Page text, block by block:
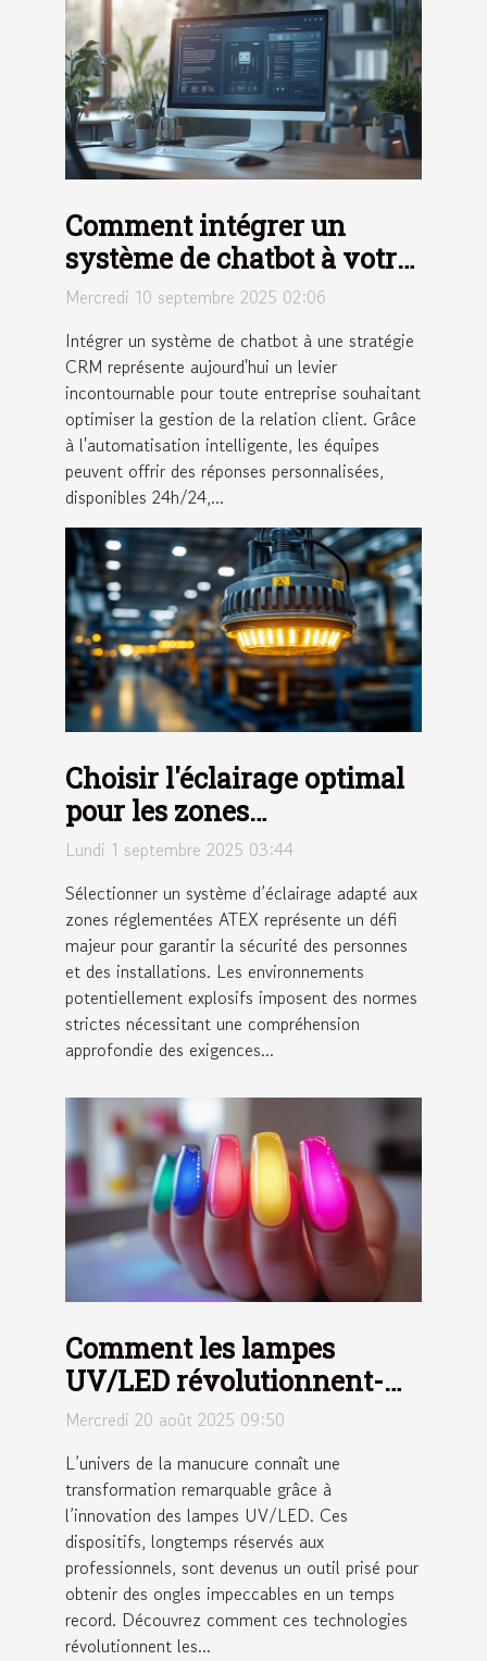
Comment intégrer un
système de chatbot à votre
stratégie CRM ?
Mercredi 10 septembre 2025 02:06
Intégrer un système de chatbot à une stratégie
CRM représente aujourd'hui un levier
incontournable pour toute entreprise souhaitant
optimiser la gestion de la relation client. Grâce
à l'automatisation intelligente, les équipes
peuvent offrir des réponses personnalisées,
disponibles 24h/24,...
Choisir l'éclairage optimal
pour les zones
réglementées ATEX
Lundi 1 septembre 2025 03:44
Sélectionner un système d’éclairage adapté aux
zones réglementées ATEX représente un défi
majeur pour garantir la sécurité des personnes
et des installations. Les environnements
potentiellement explosifs imposent des normes
strictes nécessitant une compréhension
approfondie des exigences...
Comment les lampes
UV/LED révolutionnent-
elles la manucure moderne
?
Mercredi 20 août 2025 09:50
L’univers de la manucure connaît une
transformation remarquable grâce à
l’innovation des lampes UV/LED. Ces
dispositifs, longtemps réservés aux
professionnels, sont devenus un outil prisé pour
obtenir des ongles impeccables en un temps
record. Découvrez comment ces technologies
révolutionnent les...